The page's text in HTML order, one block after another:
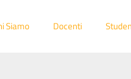
Siamo Docenti